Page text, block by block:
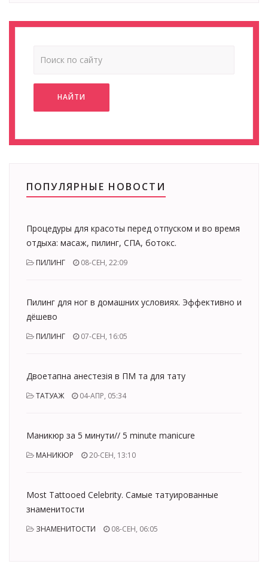
НАЙТИ
ПОПУЛЯРНЫЕ НОВОСТИ
Процедуры для красоты перед отпуском и во время
отдыха: масаж, пилинг, СПА, ботокс.
ПИЛИНГ 08-СЕН, 22:09
Пилинг для ног в домашних условиях. Эффективно и
дёшево
ПИЛИНГ 07-СЕН, 16:05
Двоетапна анестезія в ПМ та для тату
ТАТУАЖ 04-АПР, 05:34
Маникюр за 5 минути// 5 minute manicure
МАНИКЮР 20-СЕН, 13:10
Most Tattooed Celebrity. Самые татуированные
знаменитости
ЗНАМЕНИТОСТИ 08-СЕН, 06:05